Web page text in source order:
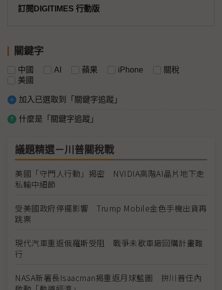
訂閱DIGITIMES 行動版
關鍵字
中國 AI 蘋果 iPhone
關稅
美國
加入已選取到「關鍵字追蹤」
什麼是「關鍵字追蹤」
議題精選－川普關稅戰
美國「守門人行動」揭密 NVIDIA高階AI晶片地下走
私輸中細節
受美國政府停擺影響 Trump Mobile金色手機出貨再
跳票
現代汽車重返俄羅斯受阻 戰爭未歇車廠回購計畫難
行
NASA新署長Isaacman揭重返月球藍圖 拚川普任內